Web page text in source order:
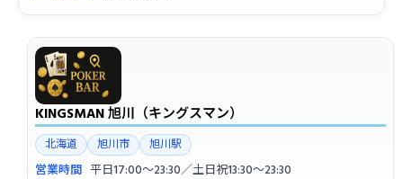
KINGSMAN 旭川（キングスマン）
北海道 旭川市 旭川駅
営業時間 平日17:00〜23:30／土日祝13:30〜23:30